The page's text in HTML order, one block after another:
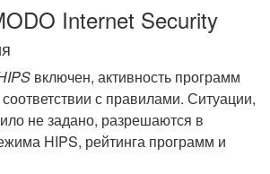
Internet Security
включен, активность программ
с правилами. Ситуации,
не задано, разрешаются в
HIPS, рейтинга программ и